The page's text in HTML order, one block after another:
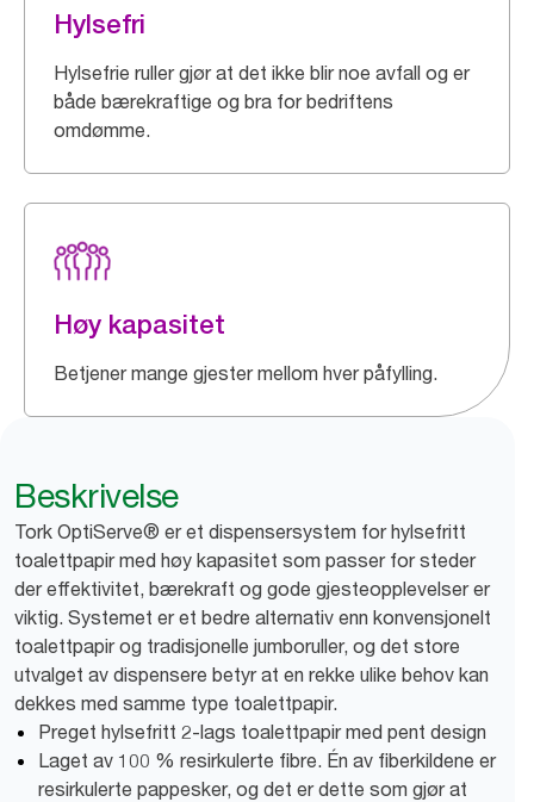
Hylsefri
Hylsefrie ruller gjør at det ikke blir noe avfall og er
både bærekraftige og bra for bedriftens
omdømme.
Høy kapasitet
Betjener mange gjester mellom hver påfylling.
Beskrivelse
Tork OptiServe® er et dispensersystem for hylsefritt
toalettpapir med høy kapasitet som passer for steder
der effektivitet, bærekraft og gode gjesteopplevelser er
viktig. Systemet er et bedre alternativ enn konvensjonelt
toalettpapir og tradisjonelle jumboruller, og det store
utvalget av dispensere betyr at en rekke ulike behov kan
dekkes med samme type toalettpapir.
Preget hylsefritt 2-lags toalettpapir med pent design
Laget av 100 % resirkulerte fibre. Én av fiberkildene er
resirkulerte pappesker, og det er dette som gjør at